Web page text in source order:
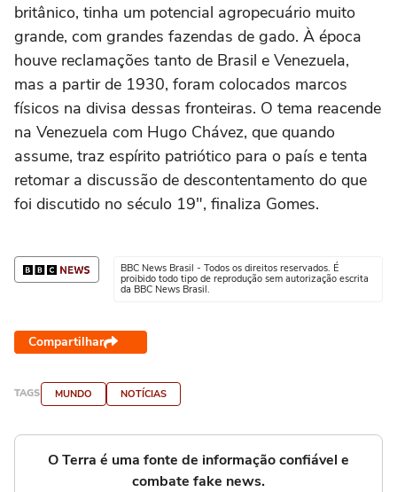
britânico, tinha um potencial agropecuário muito
grande, com grandes fazendas de gado. À época
houve reclamações tanto de Brasil e Venezuela,
mas a partir de 1930, foram colocados marcos
físicos na divisa dessas fronteiras. O tema reacende
na Venezuela com Hugo Chávez, que quando
assume, traz espírito patriótico para o país e tenta
retomar a discussão de descontentamento do que
foi discutido no século 19", finaliza Gomes.
BBC News Brasil - Todos os direitos reservados. É
proibido todo tipo de reprodução sem autorização escrita
da BBC News Brasil.
Compartilhar
TAGS MUNDO NOTÍCIAS
O Terra é uma fonte de informação confiável e
combate fake news.